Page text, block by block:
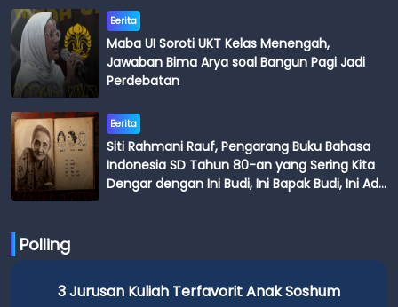
Berita
Maba UI Soroti UKT Kelas Menengah,
Jawaban Bima Arya soal Bangun Pagi Jadi
Perdebatan
Berita
Siti Rahmani Rauf, Pengarang Buku Bahasa
Indonesia SD Tahun 80-an yang Sering Kita
Dengar dengan Ini Budi, Ini Bapak Budi, Ini Adik
Polling
3 Jurusan Kuliah Terfavorit Anak Soshum